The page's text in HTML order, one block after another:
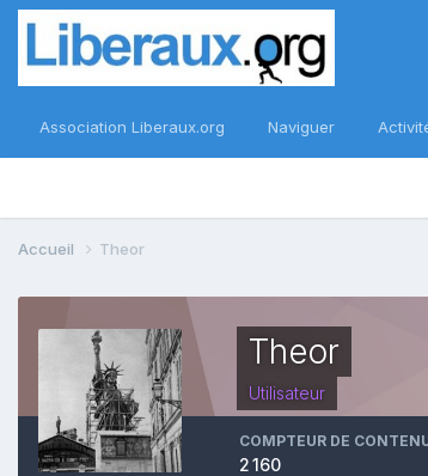
Association Liberaux.org Naviguer
Accueil Theor
Theor
Utilisateur
COMPTEUR DE
2 160